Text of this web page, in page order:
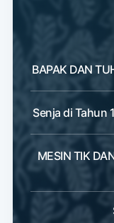
BAPAK DAN
Senja di Tahun
MESIN TIK